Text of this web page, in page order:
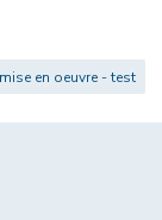
en oeuvre - test